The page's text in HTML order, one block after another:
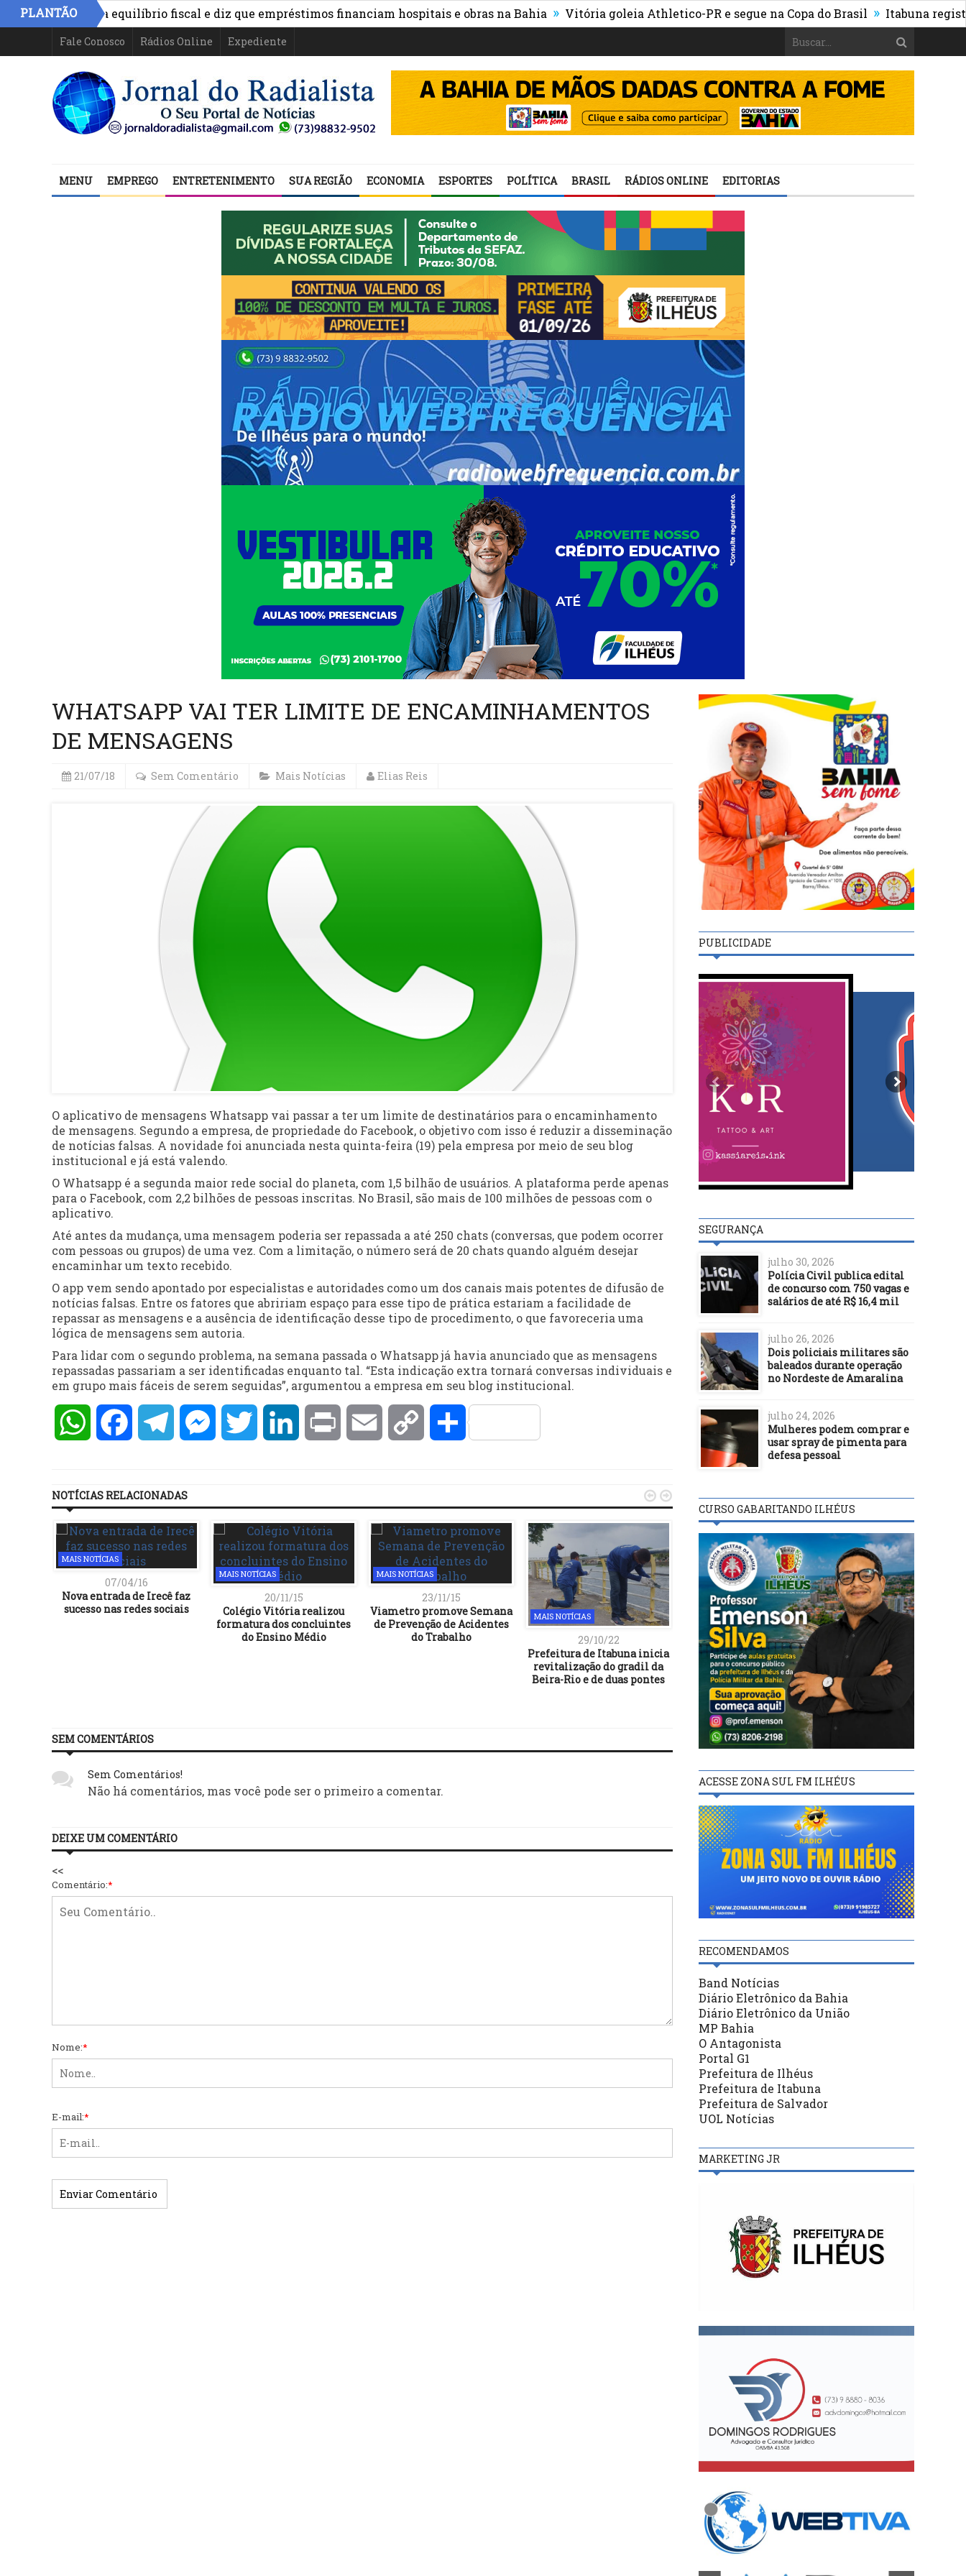
PLANTÃO
aponta equilíbrio fiscal e diz que empréstimos financiam hospitais e obras na Bahia » Vitória goleia Athletico-PR e segue na Copa do Brasil » Itabuna registra
Fale Conosco Rádios Online Expediente
MENU EMPREGO ENTRETENIMENTO SUA REGIÃO ECONOMIA ESPORTES POLÍTICA BRASIL RÁDIOS ONLINE EDITORIAS
WHATSAPP VAI TER LIMITE DE ENCAMINHAMENTOS
DE MENSAGENS
21/07/18 Sem Comentário Mais Notícias Elias Reis
O aplicativo de mensagens Whatsapp vai passar a ter um limite de destinatários para o encaminhamento
de mensagens. Segundo a empresa, de propriedade do Facebook, o objetivo com isso é reduzir a disseminação
de notícias falsas. A novidade foi anunciada nesta quinta-feira (19) pela empresa por meio de seu blog
institucional e já está valendo.
O Whatsapp é a segunda maior rede social do planeta, com 1,5 bilhão de usuários. A plataforma perde apenas
para o Facebook, com 2,2 bilhões de pessoas inscritas. No Brasil, são mais de 100 milhões de pessoas com o
aplicativo.
Até antes da mudança, uma mensagem poderia ser repassada a até 250 chats (conversas, que podem ocorrer
com pessoas ou grupos) de uma vez. Com a limitação, o número será de 20 chats quando alguém desejar
encaminhar um texto recebido.
O app vem sendo apontado por especialistas e autoridades como um dos canais mais potentes de difusão de
notícias falsas. Entre os fatores que abririam espaço para esse tipo de prática estariam a facilidade de
repassar as mensagens e a ausência de identificação desse tipo de procedimento, o que favoreceria uma
lógica de mensagens sem autoria.
Para lidar com o segundo problema, na semana passada o Whatsapp já havia anunciado que as mensagens
repassadas passariam a ser identificadas enquanto tal. “Esta indicação extra tornará conversas individuais e
em grupo mais fáceis de serem seguidas”, argumentou a empresa em seu blog institucional.
WhatsAppFacebookTelegramMessengerTwitter LinkedInPrint Email Copy Compartilhar
NOTÍCIAS RELACIONADAS
MAIS NOTÍCIAS
07/04/16
Nova entrada de Irecê faz
sucesso nas redes sociais
MAIS NOTÍCIAS
20/11/15
Colégio Vitória realizou
formatura dos concluintes
do Ensino Médio
MAIS NOTÍCIAS
23/11/15
Viametro promove Semana
de Prevenção de Acidentes
do Trabalho
MAIS NOTÍCIAS
29/10/22
Prefeitura de Itabuna inicia
revitalização do gradil da
Beira-Rio e de duas pontes
MAIS NOTÍCIAS
29/08/21
Vereador Edvaldo Gomes
reivindica pavimentação
asfáltica no Loteamento
Santa Clara
MAIS NOTÍCIAS
bloquear CNH e
inadimplentes
 
SEM COMENTÁRIOS
Sem Comentários!
Não há comentários, mas você pode ser o primeiro a comentar.
DEIXE UM COMENTÁRIO
<<
Comentário:*
Nome:*
E-mail:*
PUBLICIDADE
SEGURANÇA
julho 30, 2026
Polícia Civil publica edital
de concurso com 750 vagas e
salários de até R$ 16,4 mil
julho 26, 2026
Dois policiais militares são
baleados durante operação
no Nordeste de Amaralina
julho 24, 2026
Mulheres podem comprar e
usar spray de pimenta para
defesa pessoal
CURSO GABARITANDO ILHÉUS
ACESSE ZONA SUL FM ILHÉUS
RECOMENDAMOS
Band Notícias
Diário Eletrônico da Bahia
Diário Eletrônico da União
MP Bahia
O Antagonista
Portal G1
Prefeitura de Ilhéus
Prefeitura de Itabuna
Prefeitura de Salvador
UOL Notícias
MARKETING JR